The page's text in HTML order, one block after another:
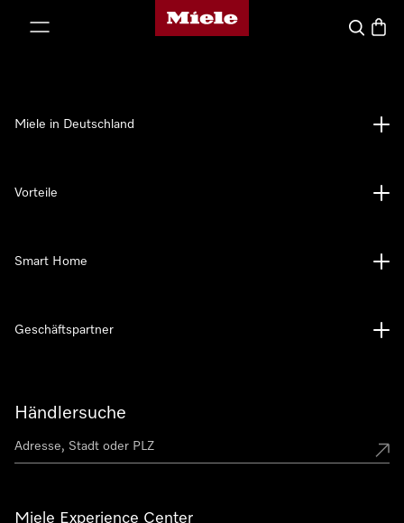
Miele-Homepage
Suche
Händlersuche
Miele Experience Center
Miele in Deutschland
Vorteile
Smart Home
Geschäftspartner